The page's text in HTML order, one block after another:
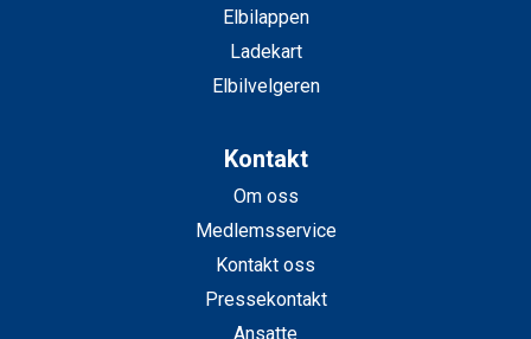
Elbilappen
Ladekart
Elbilvelgeren
Kontakt
Om oss
Medlemsservice
Kontakt oss
Pressekontakt
Ansatte